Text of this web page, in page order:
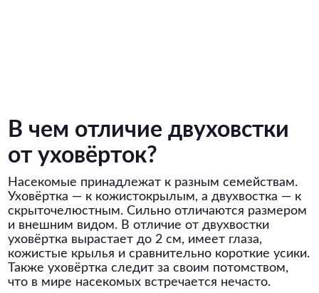
В чем отличие двуховстки
от уховёрток?
Насекомые принадлежат к разным семействам.
Уховёртка — к кожистокрылым, а двухвостка — к
скрыточелюстным. Сильно отличаются размером
и внешним видом. В отличие от двухвостки
уховёртка вырастает до 2 см, имеет глаза,
кожистые крылья и сравнительно короткие усики.
Также уховёртка следит за своим потомством,
что в мире насекомых встречается нечасто.